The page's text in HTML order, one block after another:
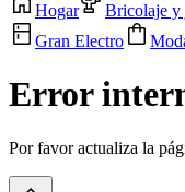
Hogar
Bricolaje y
Gran Electro
Error
Por favor actualiza la